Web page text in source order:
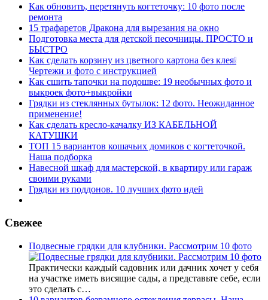
Как обновить, перетянуть когтеточку: 10 фото после
ремонта
15 трафаретов Дракона для вырезания на окно
Подготовка места для детской песочницы. ПРОСТО и
БЫСТРО
Как сделать корзину из цветного картона без клея❕
Чертежи и фото с инструкцией
Как сшить тапочки на подошве: 19 необычных фото и
выкроек фото+выкройки
Грядки из стеклянных бутылок: 12 фото. Неожиданное
применение!
Как сделать кресло-качалку ИЗ КАБЕЛЬНОЙ
КАТУШКИ
ТОП 15 вариантов кошачьих домиков с когтеточкой.
Наша подборка
Навесной шкаф для мастерской, в квартиру или гараж
своими руками
Грядки из поддонов. 10 лучших фото идей
Свежее
Подвесные грядки для клубники. Рассмотрим 10 фото
Практически каждый садовник или дачник хочет у себя
на участке иметь висящие сады, а представьте себе, если
это сделать с…